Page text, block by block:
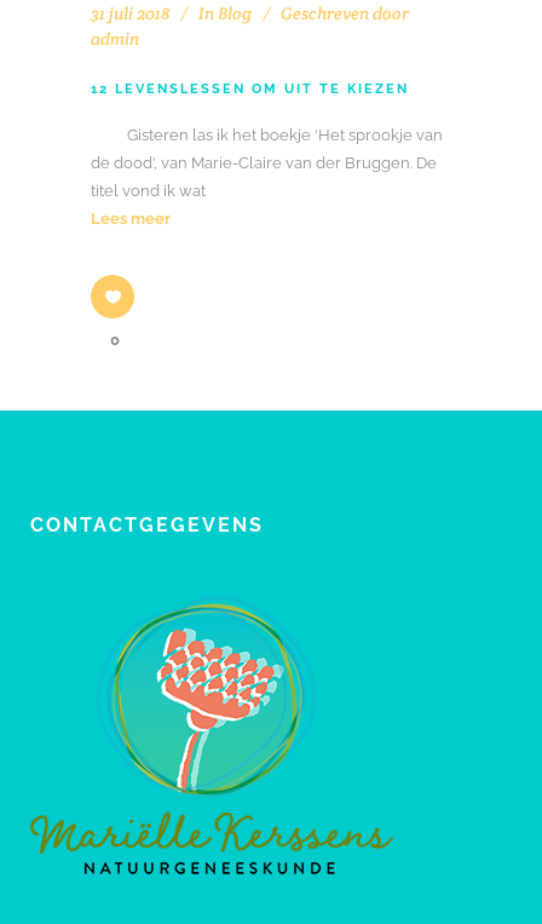
31 juli 2018 In Blog
Geschreven door
admin
12 LEVENSLESSEN OM UIT TE KIEZEN
Gisteren las ik het boekje ‘Het sprookje van
de dood’, van Marie-Claire van der Bruggen. De
titel vond ik wat
Lees meer
0
CONTACTGEGEVENS